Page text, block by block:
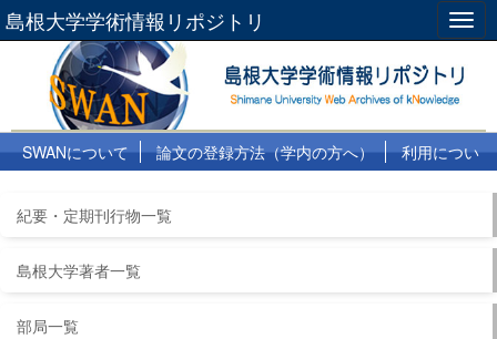
島根大学学術情報リポジトリ
SWANについて 論文の登録方法（学内の方へ）
利用につい
紀要・定期刊行物一覧
島根大学著者一覧
部局一覧